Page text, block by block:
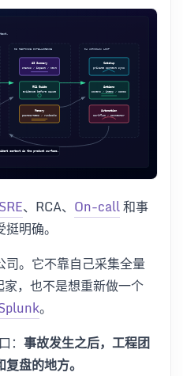
SRE、RCA、 On-call和事
明确。
。它不靠自己采集全量
家，也不是想重新做一个
。
事故发生之后，工程团
盘的地方。